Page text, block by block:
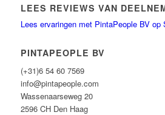
LEES REVIEWS VAN
Lees ervaringen met PintaPeople BV
PINTAPEOPLE BV
(+31)6 54 60 7569
info@pintapeople.com
Wassenaarseweg 20
2596 CH Den Haag